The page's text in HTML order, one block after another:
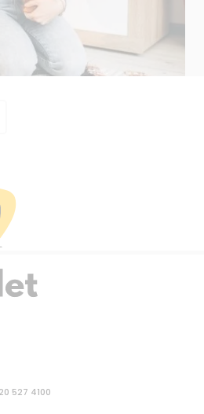
527 4100